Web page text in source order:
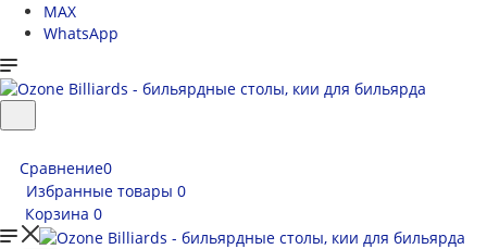
MAX
WhatsApp
Сравнение0
Избранные товары 0
Корзина 0